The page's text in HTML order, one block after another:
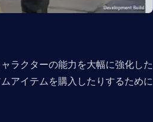
ラクターの能力を大幅に強化した
アイテムを購入したりするために